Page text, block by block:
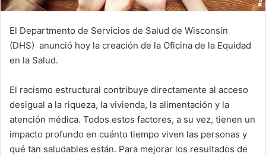
El Departmento de Servicios de Salud de Wisconsin
(DHS) anunció hoy la creación de la Oficina de la Equidad
en la Salud.
El racismo estructural contribuye directamente al acceso
desigual a la riqueza, la vivienda, la alimentación y la
atención médica. Todos estos factores, a su vez, tienen un
impacto profundo en cuánto tiempo viven las personas y
qué tan saludables están. Para mejorar los resultados de